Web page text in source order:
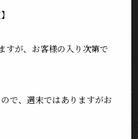
すが、お客様の入り次第で
で、週末ではありますがお